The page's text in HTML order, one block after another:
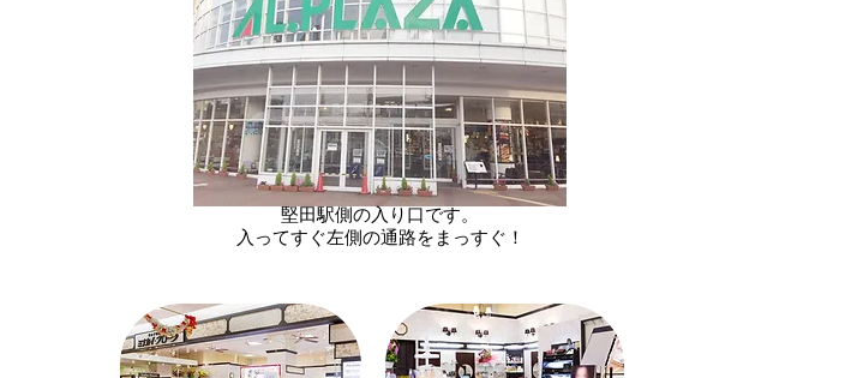
堅田駅側の入り口です。
​入ってすぐ左側の通路をまっすぐ！